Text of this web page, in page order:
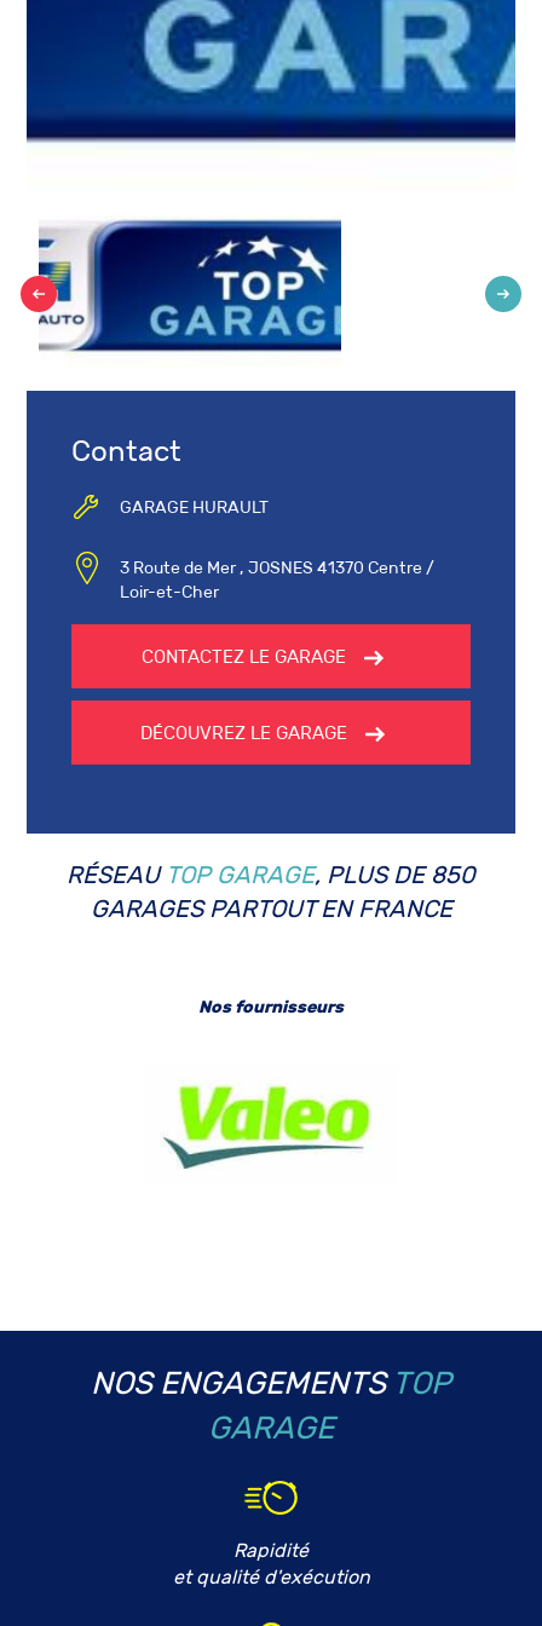
Contact
GARAGE HURAULT
3 Route de Mer , JOSNES 41370 Centre /
Loir-et-Cher
CONTACTEZ LE GARAGE
DÉCOUVREZ LE GARAGE
RÉSEAU TOP GARAGE, PLUS DE 850
GARAGES PARTOUT EN FRANCE
Nos fournisseurs
NOS ENGAGEMENTS TOP
GARAGE
Rapidité
et qualité d'exécution